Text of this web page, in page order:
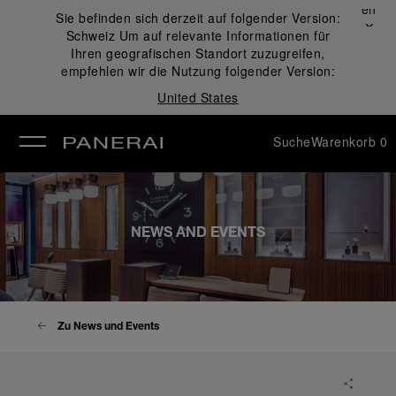
Sie befinden sich derzeit auf folgender Version:
Schweiz Um auf relevante Informationen für
Ihren geografischen Standort zuzugreifen,
empfehlen wir die Nutzung folgender Version:
United States
Schließen
✕
SucheWarenkorb 0
NEWS AND EVENTS
Zu News und Events